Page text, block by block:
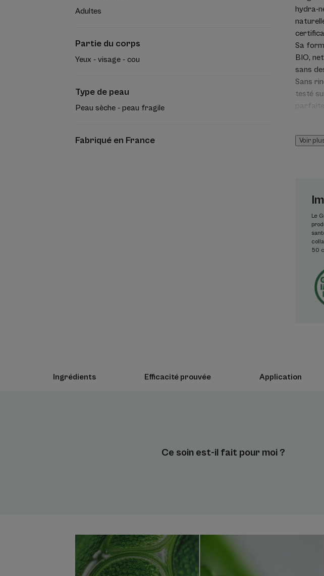
Adultes
Partie du corps
Yeux - visage - cou
Type de peau
Peau sèche - peau fragile
Fabriqué en France
hydra-
Sa
BIO,
sans
Sans
testé
•
•
une
•
Voir
Le
50
Ingrédients Efficacité prouvée Application
Ce soin est-il fait pour moi ?